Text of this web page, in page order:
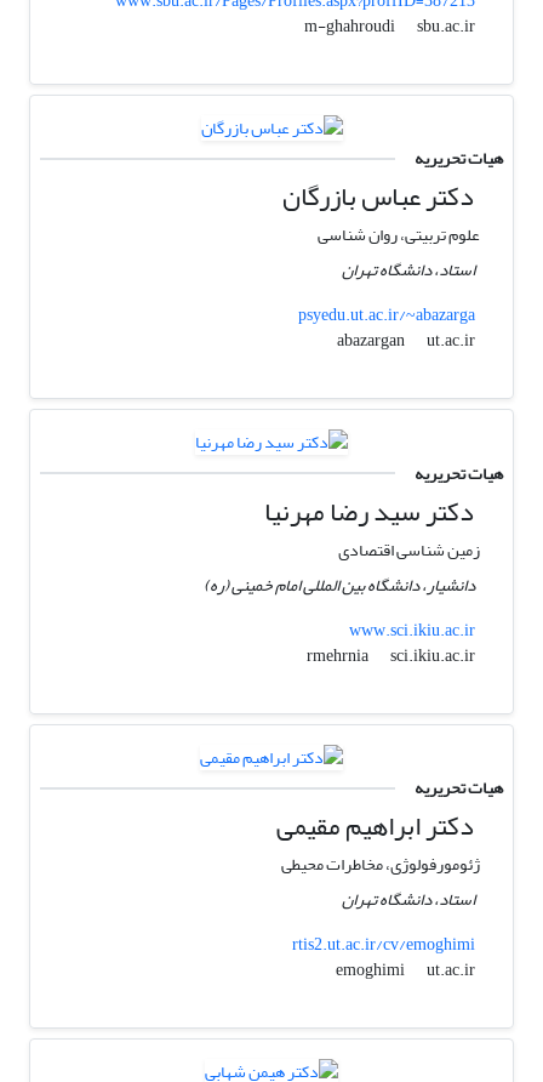
m-ghahroudi
sbu.ac.ir
هیات تحریریه
دکتر عباس بازرگان
علوم تربیتی، روان شناسی
استاد، دانشگاه تهران
psyedu.ut.ac.ir/~abazarga
abazargan
ut.ac.ir
هیات تحریریه
دکتر سید رضا مهرنیا
زمین شناسی اقتصادی
دانشیار، دانشگاه بین‎ المللی امام خمینی (ره)
www.sci.ikiu.ac.ir
rmehrnia
sci.ikiu.ac.ir
هیات تحریریه
دکتر ابراهیم مقیمی
ژئومورفولوژی، مخاطرات محیطی
استاد، دانشگاه تهران
rtis2.ut.ac.ir/cv/emoghimi
emoghimi
ut.ac.ir